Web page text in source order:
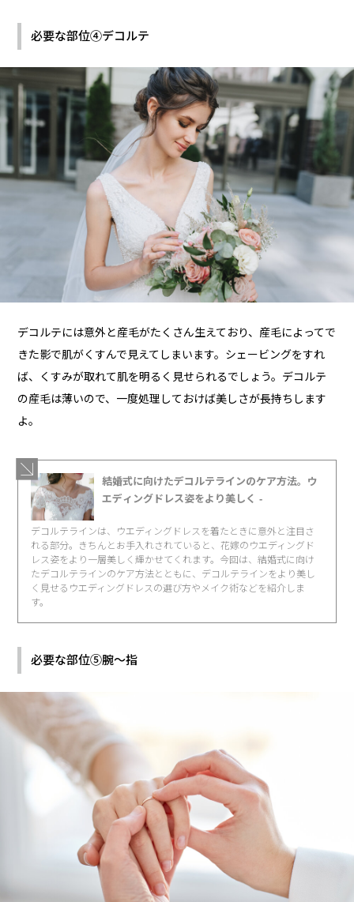
必要な部位④デコルテ
デコルテには意外と産毛がたくさん生えており、産毛によってで
きた影で肌がくすんで見えてしまいます。シェービングをすれ
ば、くすみが取れて肌を明るく見せられるでしょう。デコルテ
の産毛は薄いので、一度処理しておけば美しさが長持ちします
よ。
結婚式に向けたデコルテラインのケア方法。ウ
エディングドレス姿をより美しく -
デコルテラインは、ウエディングドレスを着たときに意外と注目さ
れる部分。きちんとお手入れされていると、花嫁のウエディングド
レス姿をより一層美しく輝かせてくれます。今回は、結婚式に向け
たデコルテラインのケア方法とともに、デコルテラインをより美し
く見せるウエディングドレスの選び方やメイク術などを紹介しま
す。
必要な部位⑤腕～指